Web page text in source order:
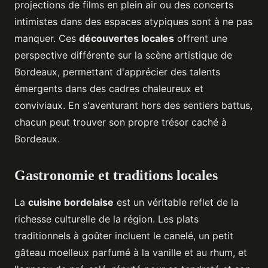
projections de films en plein air ou des concerts
intimistes dans des espaces atypiques sont à ne pas
manquer. Ces découvertes locales offrent une
perspective différente sur la scène artistique de
Bordeaux, permettant d'apprécier des talents
émergents dans des cadres chaleureux et
conviviaux. En s'aventurant hors des sentiers battus,
chacun peut trouver son propre trésor caché à
Bordeaux.
Gastronomie et traditions locales
La cuisine bordelaise est un véritable reflet de la
richesse culturelle de la région. Les plats
traditionnels à goûter incluent le canelé, un petit
gâteau moelleux parfumé à la vanille et au rhum, et